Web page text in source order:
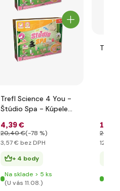
Trefl Science 4 You -
Štúdio Spa - Kúpele
4,39 €
20,40 €(-78 %)
3,57 € bez DPH
+ 4 body
Na sklade > 5 ks
(U vás 11.08.)
Trefl
15
29
12